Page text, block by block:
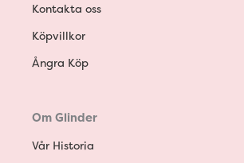
Kontakta oss
Köpvillkor
Ångra Köp
Om Glinder
Vår Historia